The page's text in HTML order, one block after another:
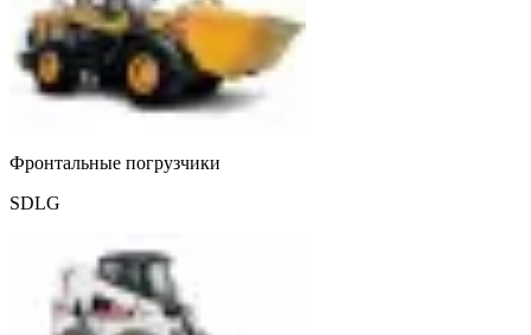
Фронтальные погрузчики
SDLG